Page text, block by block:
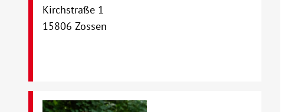
Kirchstraße 1
15806 Zossen